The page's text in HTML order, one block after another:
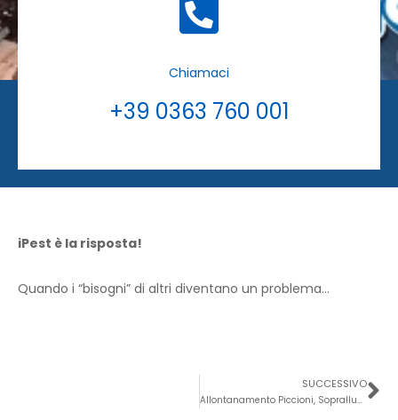
Chiamaci
+39 0363 760 001
iPest è la risposta!
Quando i “bisogni” di altri diventano un problema…
SUCCESSIVO
Allontanamento Piccioni, Sopralluoghi E Preventivi Gratuiti.